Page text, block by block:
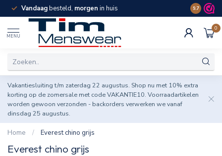
Vandaagbesteld, morgen in huis Spaar
9.7
MENU
0
Vakantiesluiting t/m zaterdag 22 augustus. Shop nu met 10% extra
korting op de zomersale met code VAKANTIE10. Voorraadartikelen
worden gewoon verzonden - backorders verwerken we vanaf
dinsdag 25 augustus.
Home / Everest chino grijs
Everest chino grijs